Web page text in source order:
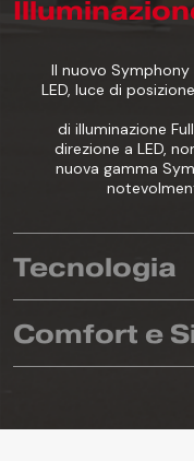
Il nuovo
LED, luce di
di illuminazione
direzione a LED,
nuova gamma
Tecnologia
Comfort e